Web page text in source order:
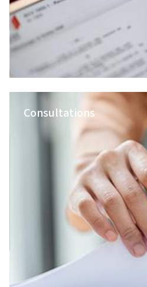
Consultations